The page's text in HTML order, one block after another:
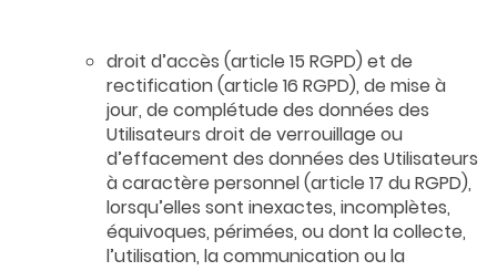
droit d’accès (article 15 RGPD) et de
rectification (article 16 RGPD), de mise à
jour, de complétude des données des
Utilisateurs droit de verrouillage ou
d’effacement des données des Utilisateurs
à caractère personnel (article 17 du RGPD),
lorsqu’elles sont inexactes, incomplètes,
équivoques, périmées, ou dont la collecte,
l’utilisation, la communication ou la